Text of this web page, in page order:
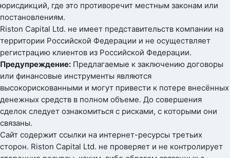
юрисдикций, где это противоречит местным законам или
постановлениям.
Riston Capital Ltd. не имеет представительств компании на
территории Российской Федерации и не осуществляет
регистрацию клиентов из Российской Федерации.
Предупреждение: Предлагаемые к заключению договоры
или финансовые инструменты являются
высокорискованными и могут привести к потере внесённых
денежных средств в полном объеме. До совершения
сделок следует ознакомиться с рисками, с которыми они
связаны.
Сайт содержит ссылки на интернет-ресурсы третьих
сторон. Riston Capital Ltd. не проверяет и не контролирует